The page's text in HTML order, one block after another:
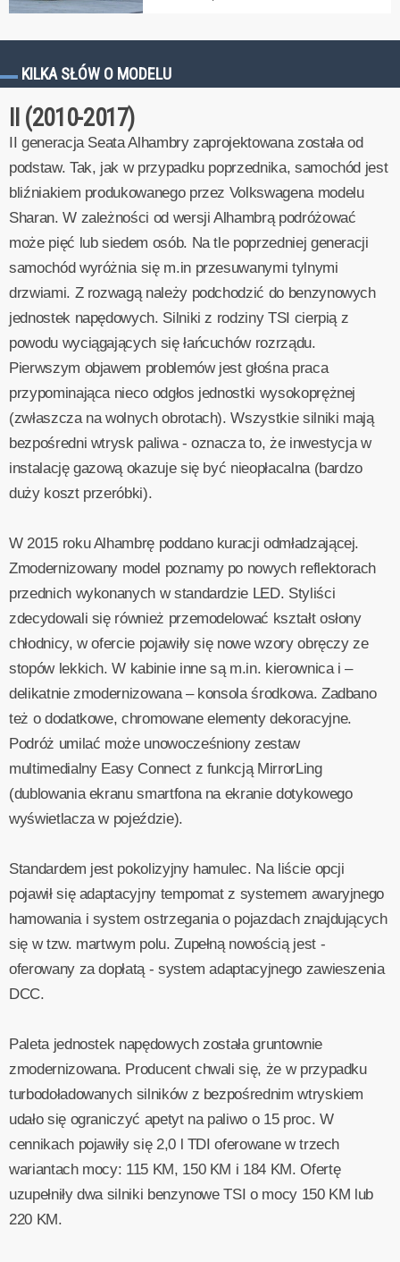
KILKA SŁÓW O MODELU
II (2010-2017)
II generacja Seata Alhambry zaprojektowana została od
podstaw. Tak, jak w przypadku poprzednika, samochód jest
bliźniakiem produkowanego przez Volkswagena modelu
Sharan. W zależności od wersji Alhambrą podróżować
może pięć lub siedem osób. Na tle poprzedniej generacji
samochód wyróżnia się m.in przesuwanymi tylnymi
drzwiami. Z rozwagą należy podchodzić do benzynowych
jednostek napędowych. Silniki z rodziny TSI cierpią z
powodu wyciągających się łańcuchów rozrządu.
Pierwszym objawem problemów jest głośna praca
przypominająca nieco odgłos jednostki wysokoprężnej
(zwłaszcza na wolnych obrotach). Wszystkie silniki mają
bezpośredni wtrysk paliwa - oznacza to, że inwestycja w
instalację gazową okazuje się być nieopłacalna (bardzo
duży koszt przeróbki).
W 2015 roku Alhambrę poddano kuracji odmładzającej.
Zmodernizowany model poznamy po nowych reflektorach
przednich wykonanych w standardzie LED. Styliści
zdecydowali się również przemodelować kształt osłony
chłodnicy, w ofercie pojawiły się nowe wzory obręczy ze
stopów lekkich. W kabinie inne są m.in. kierownica i –
delikatnie zmodernizowana – konsola środkowa. Zadbano
też o dodatkowe, chromowane elementy dekoracyjne.
Podróż umilać może unowocześniony zestaw
multimedialny Easy Connect z funkcją MirrorLing
(dublowania ekranu smartfona na ekranie dotykowego
wyświetlacza w pojeździe).
Standardem jest pokolizyjny hamulec. Na liście opcji
pojawił się adaptacyjny tempomat z systemem awaryjnego
hamowania i system ostrzegania o pojazdach znajdujących
się w tzw. martwym polu. Zupełną nowością jest -
oferowany za dopłatą - system adaptacyjnego zawieszenia
DCC.
Paleta jednostek napędowych została gruntownie
zmodernizowana. Producent chwali się, że w przypadku
turbodoładowanych silników z bezpośrednim wtryskiem
udało się ograniczyć apetyt na paliwo o 15 proc. W
cennikach pojawiły się 2,0 l TDI oferowane w trzech
wariantach mocy: 115 KM, 150 KM i 184 KM. Ofertę
uzupełniły dwa silniki benzynowe TSI o mocy 150 KM lub
220 KM.